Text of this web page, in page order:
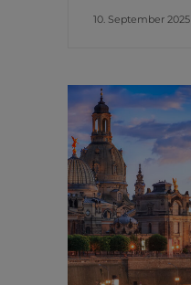
10. September 2025